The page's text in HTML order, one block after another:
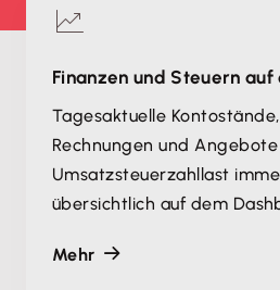
Finanzen und Steuern auf
Tagesaktuelle
Rechnungen und
Umsatzsteuerzahllast
übersichtlich auf dem
Mehr